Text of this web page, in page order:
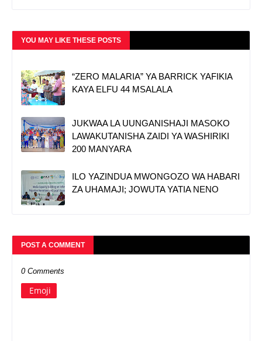
YOU MAY LIKE THESE POSTS
“ZERO MALARIA” YA BARRICK YAFIKIA
KAYA ELFU 44 MSALALA
JUKWAA LA UUNGANISHAJI MASOKO
LAWAKUTANISHA ZAIDI YA WASHIRIKI
200 MANYARA
ILO YAZINDUA MWONGOZO WA HABARI
ZA UHAMAJI; JOWUTA YATIA NENO
POST A COMMENT
0 Comments
Emoji